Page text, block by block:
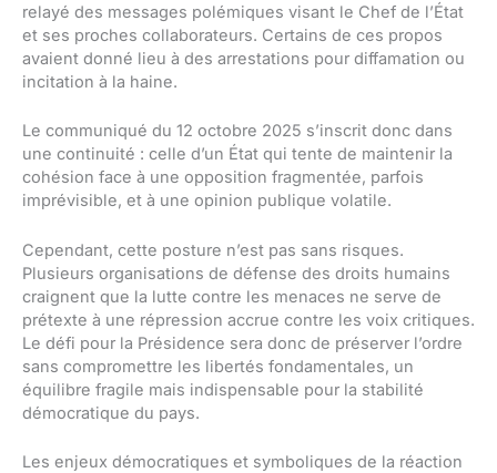
relayé des messages polémiques visant le Chef de l’État
et ses proches collaborateurs. Certains de ces propos
avaient donné lieu à des arrestations pour diffamation ou
incitation à la haine.
Le communiqué du 12 octobre 2025 s’inscrit donc dans
une continuité : celle d’un État qui tente de maintenir la
cohésion face à une opposition fragmentée, parfois
imprévisible, et à une opinion publique volatile.
Cependant, cette posture n’est pas sans risques.
Plusieurs organisations de défense des droits humains
craignent que la lutte contre les menaces ne serve de
prétexte à une répression accrue contre les voix critiques.
Le défi pour la Présidence sera donc de préserver l’ordre
sans compromettre les libertés fondamentales, un
équilibre fragile mais indispensable pour la stabilité
démocratique du pays.
Les enjeux démocratiques et symboliques de la réaction